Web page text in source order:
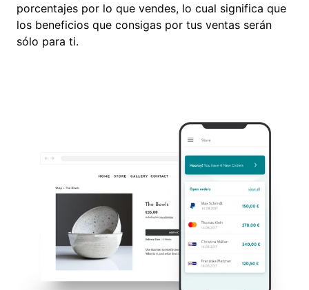
porcentajes por lo que vendes, lo cual significa que
los beneficios que consigas por tus ventas serán
sólo para ti.